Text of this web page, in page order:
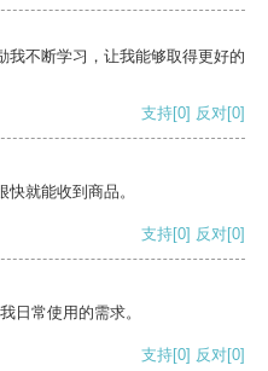
我不断学习，让我能够取得更好的
支持[0] 反对[0]
就能收到商品。
支持[0] 反对[0]
日常使用的需求。
支持[0] 反对[0]